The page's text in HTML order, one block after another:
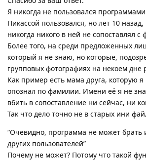
Я никогда не пользовался
Пикассой пользовался, но лет 10
никогда никого в ней не сопоставлял с
Более того, на среди предложенных
который я не знаю, но которые,
групповых фотографиях на некоем дне
Как пример есть мама друга, которую
опознал по фамилии. Имени её я не
вбить в сопоставление ни сейчас, ни
Так что дело точно не в старых ини
“Очевидно, программа не может
других пользователей”
Почему не может? Потому что такой